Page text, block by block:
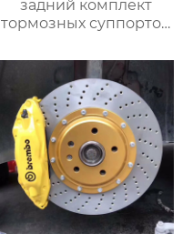
задний комплект
тормозных суппортов
для mercedes benz
bmw audi toyota
subaru ford Cadillac